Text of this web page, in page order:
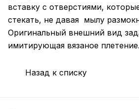
вставку с отверстиями,
стекать, не давая мылу
Оригинальный внешний вид
имитирующая вязаное плетение.
Назад к списку